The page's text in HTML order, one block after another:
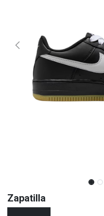
Zapatilla